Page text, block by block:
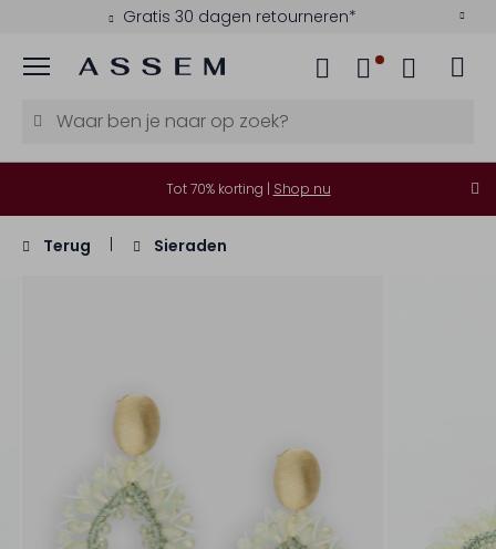
Gratis 30 dagen retourneren*
Menu
Tot 70% korting | Shop nu
Terug Sieraden